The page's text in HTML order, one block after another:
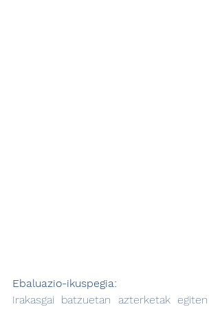
Ebaluazio-ikuspegia:
Irakasgai batzuetan azterketak egiten